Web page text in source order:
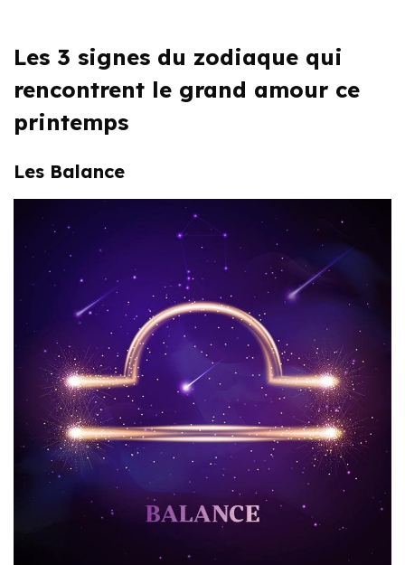
Les 3 signes du zodiaque qui
rencontrent le grand amour ce
printemps
Les Balance